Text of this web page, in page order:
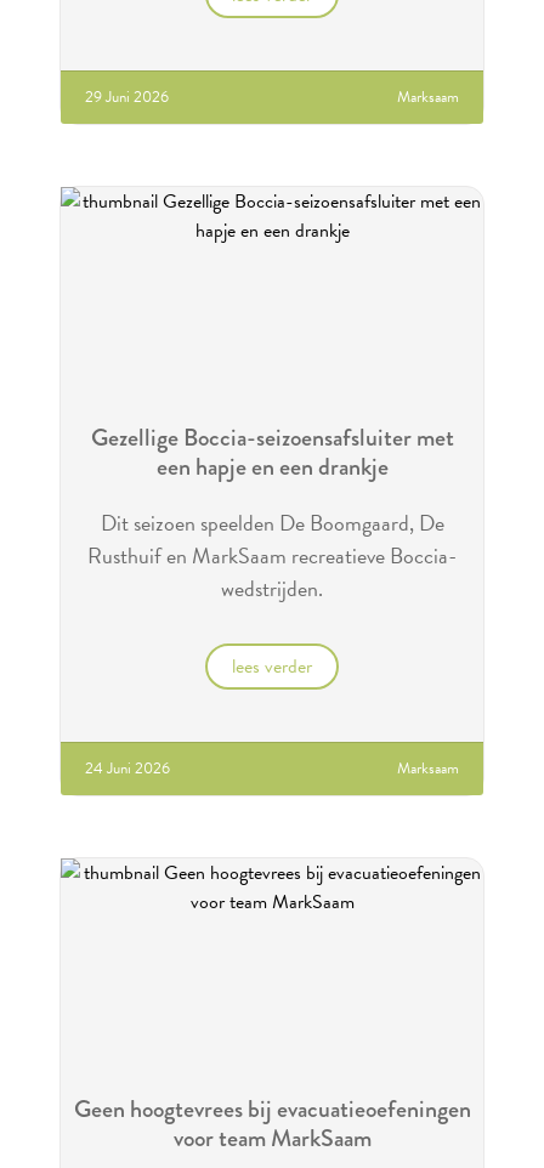
29 Juni 2026 Marksaam
Gezellige Boccia-seizoensafsluiter met
een hapje en een drankje
Dit seizoen speelden De Boomgaard, De
Rusthuif en MarkSaam recreatieve Boccia-
wedstrijden.
lees verder
24 Juni 2026 Marksaam
Geen hoogtevrees bij evacuatieoefeningen
voor team MarkSaam